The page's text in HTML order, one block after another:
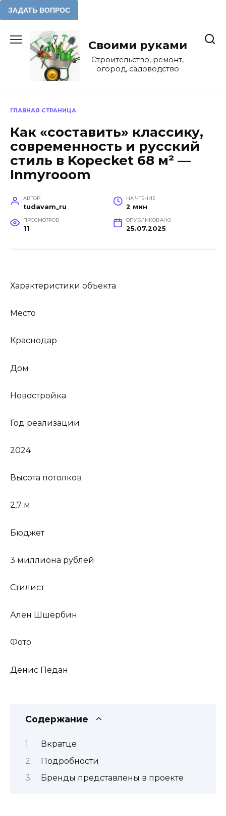
содержанию
Своими руками
Строительство, ремонт,
огород, садоводство
ГЛАВНАЯ СТРАНИЦА
Как «составить» классику,
современность и русский
стиль в Kopecket 68 м² —
Inmyrooom
АВТОР
tudavam_ru
НА ЧТЕНИЕ
2 мин
ПРОСМОТРОВ
11
ОПУБЛИКОВАНО
25.07.2025
Характеристики объекта
Место
Краснодар
Дом
Новостройка
Год реализации
2024
Высота потолков
2,7 м
Бюджет
3 миллиона рублей
Стилист
Ален Шшербин
Фото
Денис Педан
Содержание
Вкратце
Подробности
Бренды представлены в проекте